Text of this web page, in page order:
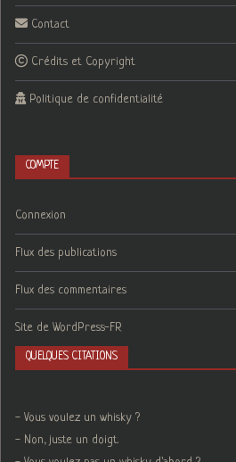
Contact
Crédits et Copyright
Politique de confidentialité
COMPTE
Connexion
Flux des publications
Flux des commentaires
Site de WordPress-FR
QUELQUES CITATIONS
- Vous voulez un whisky ?
- Non, juste un doigt.